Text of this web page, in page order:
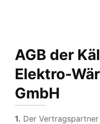
AGB der
Elektro-
GmbH
1. Der